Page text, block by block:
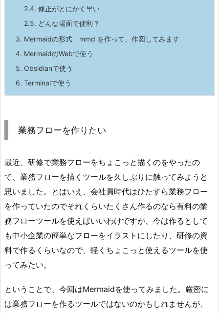
2.4. 修正がとにかく早い
2.5. どんな場面で便利？
3. Mermaidの形式 mmd を作って、作図してみます
4. MermaidのWebで使う
5. Obsidianで使う
6. Terminalで使う
業務フローを作りたい
最近、研修で業務フローをちょこっと描くのをやったの
で、業務フローを描くツールを久しぶりに触ってみようと
思いました。とはいえ、会社員時代はひたすら業務フロー
を作っていたのでそれくらいたくさん作るのなら有料の業
務フローツールを使えばいいわけですが、今は作るとして
も中小企業の簡単なフローをイラストにしたり、研修の資
料で作るくらいなので、軽くちょこっと使えるツールを使
ってみたい。
ということで、今回はMermaidを使ってみました。厳密に
は業務フローを作るツールではないのかもしれませんが、